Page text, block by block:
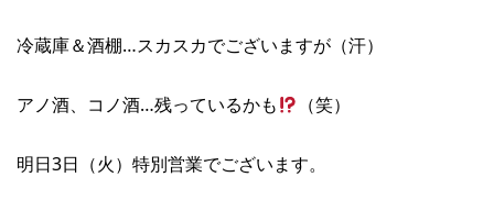
冷蔵庫＆酒棚…スカスカでございますが（汗）
アノ酒、コノ酒…残っているかも （笑）
明日3日（火）特別営業でございます。